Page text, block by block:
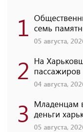
1 семь
05 августа,
2 На
пассажиров
04 августа,
3 Младенцам
деньги
05 августа,